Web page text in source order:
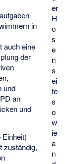
er
H
o
s
e
n
s
ei
te
s
o
w
ie
a
n
in
auch eine
der
und
an
und
zuständig,